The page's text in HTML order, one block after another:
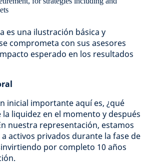
es una ilustración básica y
comprometa con sus asesores
esperado en los resultados
inicial importante aquí es, ¿qué
liquidez en el momento y después
nuestra representación, estamos
activos privados durante la fase de
por completo 10 años